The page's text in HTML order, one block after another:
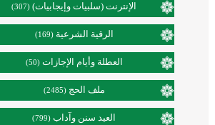
الإنترنت (سلبيات وإيجابيات) (307)
الرقية الشرعية (169)
العطلة وأيام الإجازات (50)
ملف الحج (2485)
العيد سنن وآداب (799)